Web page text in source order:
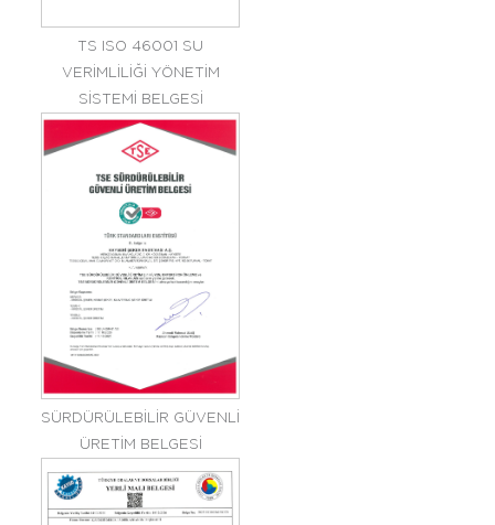
TS ISO 46001 SU
VERİMLİLİĞİ YÖNETİM
SİSTEMİ BELGESİ
SÜRDÜRÜLEBİLİR GÜVENLİ
ÜRETİM BELGESİ